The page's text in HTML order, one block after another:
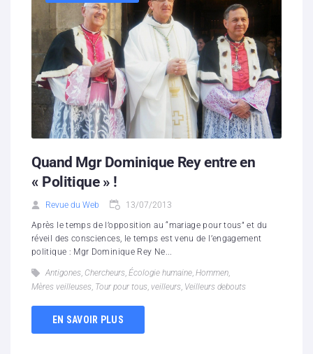
Quand Mgr Dominique Rey entre en
« Politique » !
Revue du Web 13/07/2013
Après le temps de l’opposition au “mariage pour tous” et du
réveil des consciences, le temps est venu de l’engagement
politique : Mgr Dominique Rey Ne...
Antigones, Chercheurs, Écologie humaine, Hommen,
Mères veilleuses, Tour pour tous, veilleurs, Veilleurs debouts
EN SAVOIR PLUS